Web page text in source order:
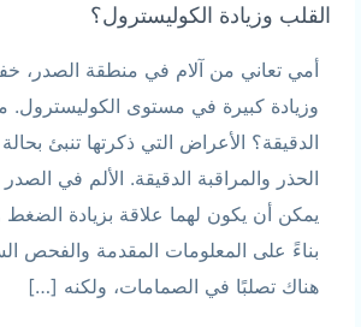
القلب وزيادة الكوليسترول؟
أمي تعاني من آلام في منطقة الصدر،
وزيادة كبيرة في مستوى الكوليسترول.
الدقيقة؟ الأعراض التي ذكرتها تنبئ
الحذر والمراقبة الدقيقة. الألم في
يمكن أن يكون لهما علاقة بزيادة الضغط
بناءً على المعلومات المقدمة والفحص
هناك تصلبًا في الصمامات، ولكنه […]